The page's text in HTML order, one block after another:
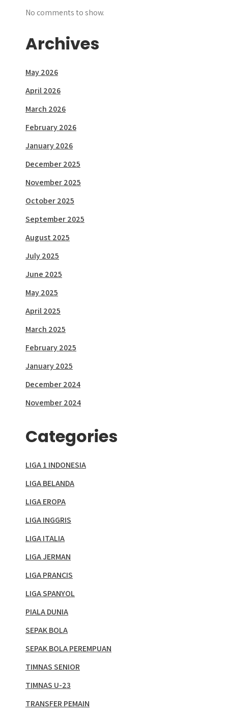
No comments to show.
Archives
May 2026
April 2026
March 2026
February 2026
January 2026
December 2025
November 2025
October 2025
September 2025
August 2025
July 2025
June 2025
May 2025
April 2025
March 2025
February 2025
January 2025
December 2024
November 2024
Categories
LIGA 1 INDONESIA
LIGA BELANDA
LIGA EROPA
LIGA INGGRIS
LIGA ITALIA
LIGA JERMAN
LIGA PRANCIS
LIGA SPANYOL
PIALA DUNIA
SEPAK BOLA
SEPAK BOLA PEREMPUAN
TIMNAS SENIOR
TIMNAS U-23
TRANSFER PEMAIN